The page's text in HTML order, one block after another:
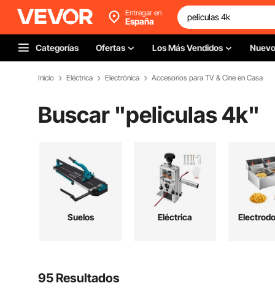
Entregar en
España
Categorías Ofertas Los Más Vendidos Nuevo
Inicio Eléctrica Electrónica Accesorios para TV & Cine en Casa
Buscar "peliculas 4k"
Suelos Eléctrica
95 Resultados